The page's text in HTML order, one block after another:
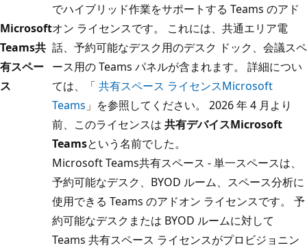
Microsoft
Teams共
有スペー
ス
でハイブリッド作業をサポートする Teams のアド
オン ライセンスです。 これには、共通エリア電
話、予約可能なデスク用のデスク ドック、会議スペ
ース用の Teams パネルが含まれます。 詳細につい
ては、「 共有スペース ライセンスMicrosoft
Teams 」を参照してください。 2026 年 4 月より
前、このライセンスは 共有デバイスMicrosoft
Teamsという名前でした。
Microsoft Teams共有スペース - 単一スペースは、
予約可能なデスク、BYOD ルーム、スペース分析に
使用できる Teams のアドオン ライセンスです。 予
約可能なデスクまたは BYOD ルームに対して
Teams 共有スペース ライセンスがプロビジョニン